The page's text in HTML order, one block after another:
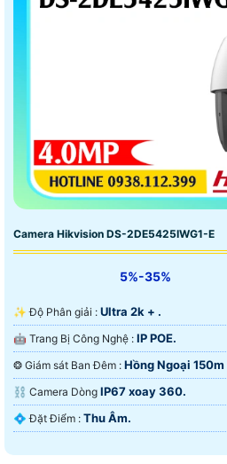
Camera Hikvision DS-2DE5425IWG1-E
5%-35%
✨ Độ Phân giải : Ultra 2k + .
🤖️ Trang Bị Công Nghệ : IP POE.
❂ Giám sát Ban Đêm : Hồng Ngoại
⛓ Camera Dòng IP67 xoay 360.
️💠 Đặt Điểm : Thu Âm.